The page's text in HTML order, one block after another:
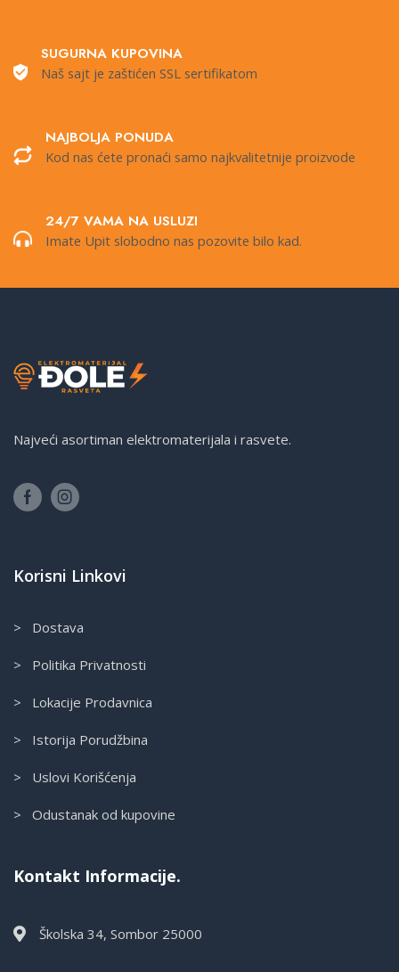
SUGURNA KUPOVINA
Naš sajt je zaštićen SSL sertifikatom
NAJBOLJA PONUDA
Kod nas ćete pronaći samo najkvalitetnije proizvode
24/7 VAMA NA USLUZI
Imate Upit slobodno nas pozovite bilo kad.
Najveći asortiman elektromaterijala i rasvete.
Korisni Linkovi
> Dostava
> Politika Privatnosti
> Lokacije Prodavnica
> Istorija Porudžbina
> Uslovi Korišćenja
> Odustanak od kupovine
Kontakt Informacije.
Školska 34, Sombor 25000